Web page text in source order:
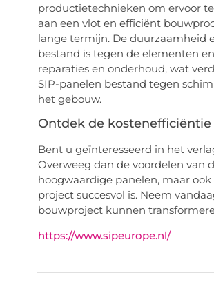
productietechnieken om ervoor
aan een vlot en efficiënt
lange termijn. De duurzaamheid
bestand is tegen de elementen
reparaties en onderhoud, wat
SIP-panelen bestand tegen
het gebouw.
Ontdek de
Bent u geïnteresseerd in het
Overweeg dan de voordelen van
hoogwaardige panelen, maar
project succesvol is. Neem
bouwproject kunnen
https://www.sipeurope.nl/